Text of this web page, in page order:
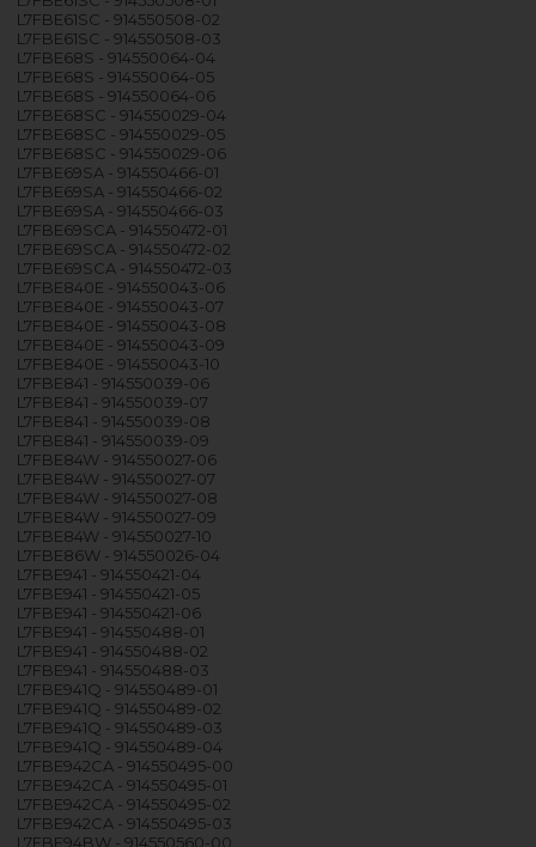
L7FBE61SC - 914550508-02
L7FBE61SC - 914550508-03
L7FBE68S - 914550064-04
L7FBE68S - 914550064-05
L7FBE68S - 914550064-06
L7FBE68SC - 914550029-04
L7FBE68SC - 914550029-05
L7FBE68SC - 914550029-06
L7FBE69SA - 914550466-01
L7FBE69SA - 914550466-02
L7FBE69SA - 914550466-03
L7FBE69SCA - 914550472-01
L7FBE69SCA - 914550472-02
L7FBE69SCA - 914550472-03
L7FBE840E - 914550043-06
L7FBE840E - 914550043-07
L7FBE840E - 914550043-08
L7FBE840E - 914550043-09
L7FBE840E - 914550043-10
L7FBE841 - 914550039-06
L7FBE841 - 914550039-07
L7FBE841 - 914550039-08
L7FBE841 - 914550039-09
L7FBE84W - 914550027-06
L7FBE84W - 914550027-07
L7FBE84W - 914550027-08
L7FBE84W - 914550027-09
L7FBE84W - 914550027-10
L7FBE86W - 914550026-04
L7FBE941 - 914550421-04
L7FBE941 - 914550421-05
L7FBE941 - 914550421-06
L7FBE941 - 914550488-01
L7FBE941 - 914550488-02
L7FBE941 - 914550488-03
L7FBE941Q - 914550489-01
L7FBE941Q - 914550489-02
L7FBE941Q - 914550489-03
L7FBE941Q - 914550489-04
L7FBE942CA - 914550495-00
L7FBE942CA - 914550495-01
L7FBE942CA - 914550495-02
L7FBE942CA - 914550495-03
L7FBE94BW - 914550560-00